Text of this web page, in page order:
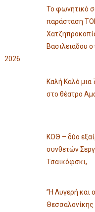
Το φωνητικό
παράσταση
Βασιλειάδου
2026
Καλή Καλό μια
στο θέατρο
ΚΟΘ – δύο
συνθετών
Τσαϊκόφσκι,
”Η Λυγερή και
Θεσσαλονίκης